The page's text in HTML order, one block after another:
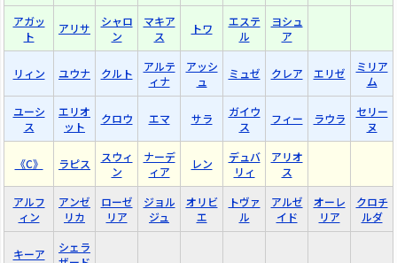
アガッ
ト
アリサ
シャロ
ン
マキア
ス
トワ
エステ
ル
ヨシュ
ア
リィン ユウナ クルト
アルテ
ィナ
アッシ
ュ
ミュゼ クレア エリゼ
ミリア
ム
ユーシ
ス
エリオ
ット
クロウ エマ サラ
ガイウ
ス
フィー ラウラ
セリー
ヌ
《C》 ラピス
スウィ
ン
ナーデ
ィア
レン
デュバ
リィ
アリオ
ス
アルフ
ィン
アンゼ
リカ
ローゼ
リア
ジョル
ジュ
オリビ
エ
トヴァ
ル
アルゼ
イド
オーレ
リア
クロチ
ルダ
キーア
シェラ